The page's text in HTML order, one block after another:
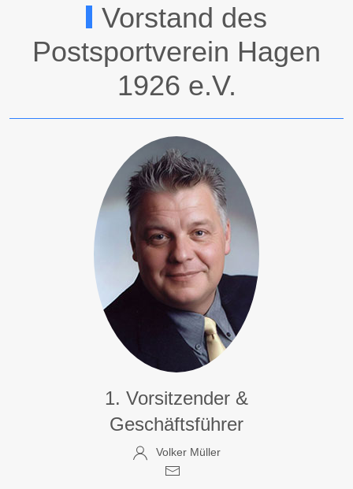
Vorstand des
Postsportverein Hagen
1926 e.V.
1. Vorsitzender &
Geschäftsführer
Volker Müller